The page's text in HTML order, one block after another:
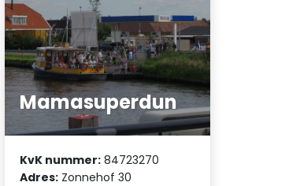
Mamasuperdun
KvK nummer: 84723270
Adres: Zonnehof 30